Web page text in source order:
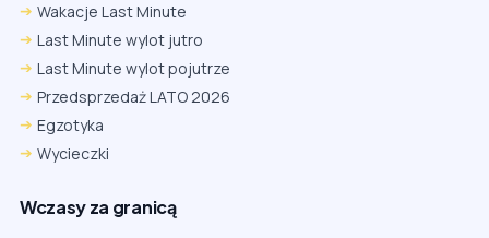
Wakacje Last Minute
Last Minute wylot jutro
Last Minute wylot pojutrze
Przedsprzedaż LATO 2026
Egzotyka
Wycieczki
Wczasy za granicą